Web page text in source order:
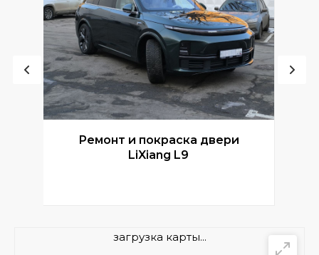
Ремонт и покраска двери
LiXiang L9
загрузка карты...